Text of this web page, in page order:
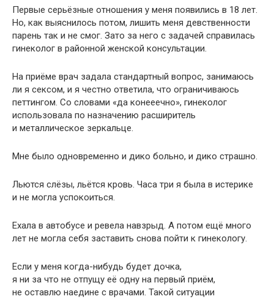
Первые серьёзные отношения у меня появились в 18 лет.
Но, как выяснилось потом, лишить меня девственности
парень так и не смог. Зато за него с задачей справилась
гинеколог в районной женской консультации.
На приёме врач задала стандартный вопрос, занимаюсь
ли я сексом, и я честно ответила, что ограничиваюсь
петтингом. Со словами «да конееечно», гинеколог
использовала по назначению расширитель
и металлическое зеркальце.
Мне было одновременно и дико больно, и дико страшно.
Льются слёзы, льётся кровь. Часа три я была в истерике
и не могла успокоиться.
Ехала в автобусе и ревела навзрыд. А потом ещё много
лет не могла себя заставить снова пойти к гинекологу.
Если у меня когда-нибудь будет дочка,
я ни за что не отпущу её одну на первый приём,
не оставлю наедине с врачами. Такой ситуации